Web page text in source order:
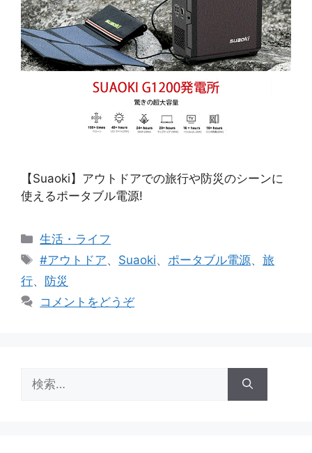
【Suaoki】アウトドアでの旅行や防災のシーンに
使えるポータブル電源!
カ
テ
リ
ー
生活・ライフ
タ
グ
#アウトドア、 Suaoki、 ポータブル電源、旅
行、 防災
コメントをどうぞ
索: